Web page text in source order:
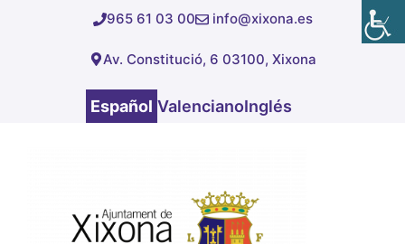
965 61 03 00 info@xixona.es
Av. Constitució, 6 03100, Xixona
Español ValencianoInglés